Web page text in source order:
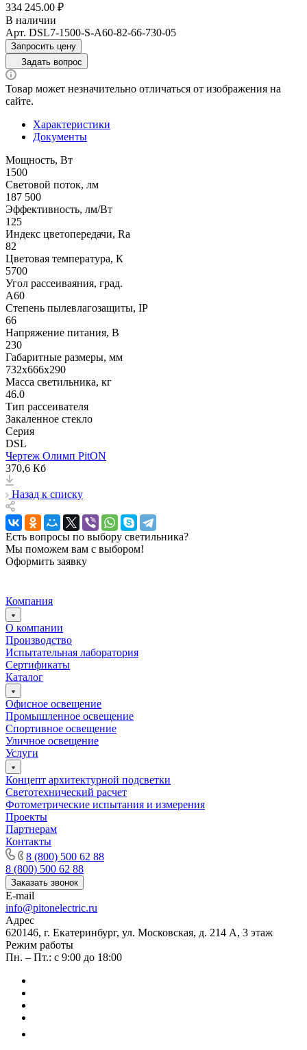
334 245.00 ₽
В наличии
Арт. DSL7-1500-S-A60-82-66-730-05
Запросить цену
Задать вопрос
Товар может незначительно отличаться от изображения на
сайте.
Характеристики
Документы
Мощность, Вт
1500
Световой поток, лм
187 500
Эффективность, лм/Вт
125
Индекс цветопередачи, Ra
82
Цветовая температура, К
5700
Угол рассеиваяния, град.
A60
Степень пылевлагозащиты, IP
66
Напряжение питания, В
230
Габаритные размеры, мм
732х666x290
Масса светильника, кг
46.0
Тип рассеивателя
Закаленное стекло
Серия
DSL
Чертеж Олимп PitON
370,6 Кб
Назад к списку
Есть вопросы по выбору светильника?
Мы поможем вам с выбором!
Оформить заявку
Компания
О компании
Производство
Испытательная лаборатория
Сертификаты
Каталог
Офисное освещение
Промышленное освещение
Спортивное освещение
Уличное освещение
Услуги
Концепт архитектурной подсветки
Светотехнический расчет
Фотометрические испытания и измерения
Проекты
Партнерам
Контакты
8 (800) 500 62 88
8 (800) 500 62 88
Заказать звонок
E-mail
info@pitonelectric.ru
Адрес
620146, г. Екатеринбург, ул. Московская, д. 214 А, 3 этаж
Режим работы
Пн. – Пт.: с 9:00 до 18:00